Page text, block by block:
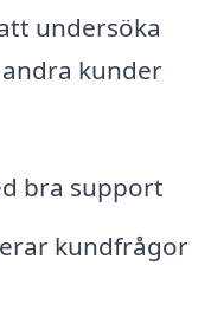
undersöka
kunder
bra support
kundfrågor